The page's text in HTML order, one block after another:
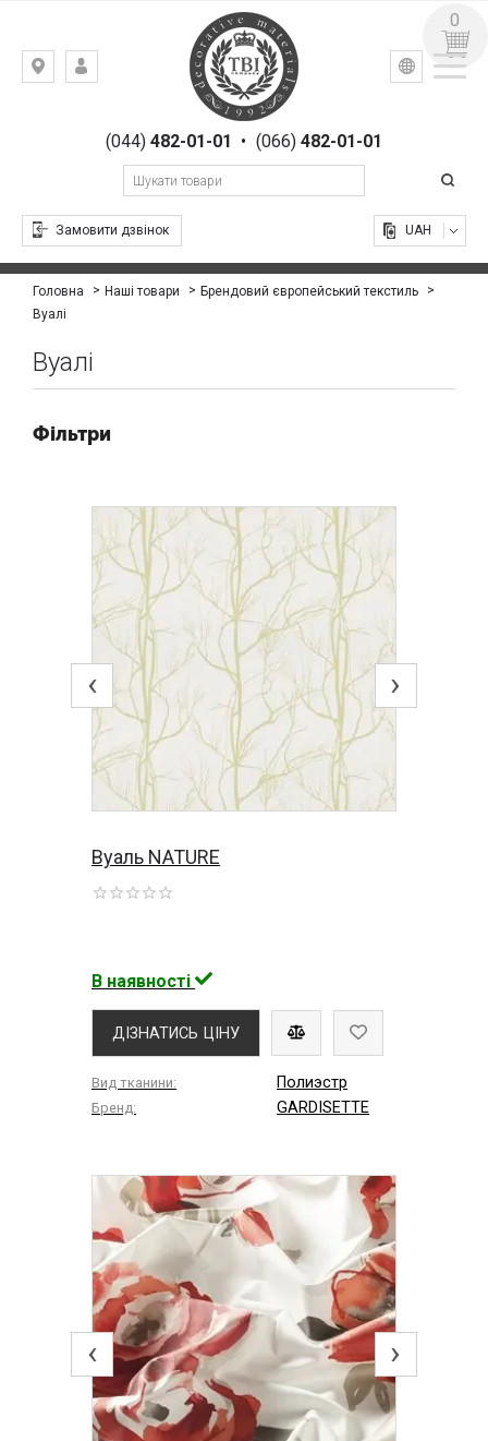
Київ,
Гоголівська,(044)482-01-01 • (066) 482-01-01
Замовити дзвінок
УКР РУС
UAH
0
Головна Наші товари
Брендовий європейський текстиль
Вуалі
Вуалі
Фільтри
‹ ›
Вуаль NATURE
В наявності
ДІЗНАТИСЬ ЦІНУ
Вид тканини: Полиэстр
Бренд: GARDISETTE
‹ ›